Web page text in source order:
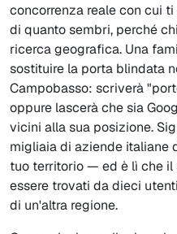
concorrenza reale con cui
di quanto sembri, perché
ricerca geografica. Una
sostituire la porta blindata
Campobasso: scriverà
oppure lascerà che sia
vicini alla sua posizione.
migliaia di aziende italiane
tuo territorio — ed è lì che il
essere trovati da dieci
di un'altra regione.